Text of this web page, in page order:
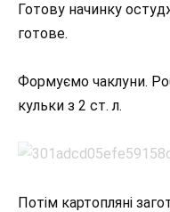
Готову начинку
готове.
Формуємо чаклуни.
кульки з 2 ст. л.
Потім картопляні